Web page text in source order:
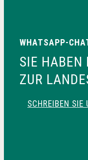
WHATSAPP-
SIE HABEN
ZUR
SCHREIBEN SIE